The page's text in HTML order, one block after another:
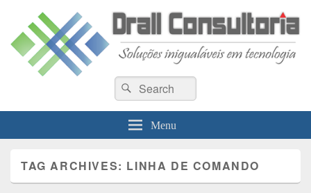
Drall Dev Community
Blog de compartilhamento de informações de desenvolvimento de sistemas
Search
for:
Search
Menu
TAG ARCHIVES: LINHA DE COMANDO